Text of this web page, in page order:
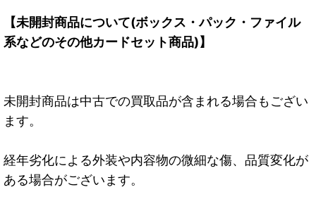
【未開封商品について(ボックス・パック・ファイル
系などのその他カードセット商品)】
未開封商品は中古での買取品が含まれる場合もござい
ます。
経年劣化による外装や内容物の微細な傷、品質変化が
ある場合がございます。